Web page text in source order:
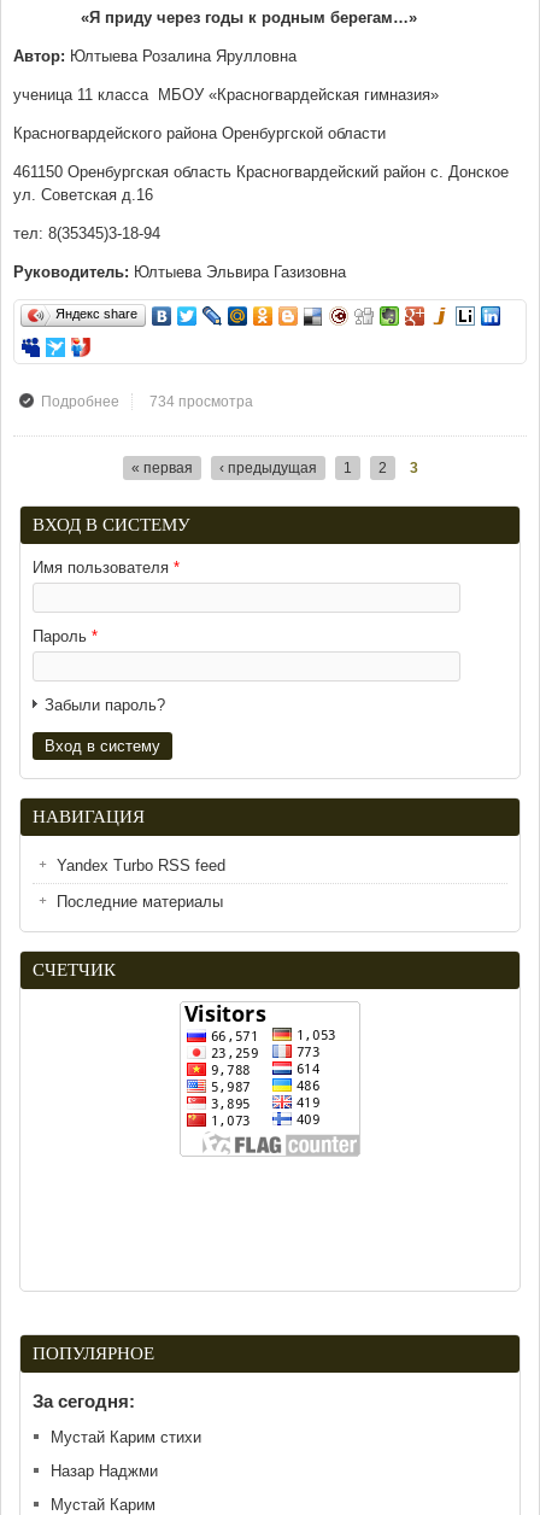
«Я приду через годы к родным берегам…»
Автор: Юлтыева Розалина Ярулловна
ученица 11 класса МБОУ «Красногвардейская гимназия»
Красногвардейского района Оренбургской области
461150 Оренбургская область Красногвардейский район с. Донское
ул. Советская д.16
тел: 8(35345)3-18-94
Руководитель: Юлтыева Эльвира Газизовна
Яндекс share
Подробнее о «Я приду через годы к родным берегам…»
734 просмотра
« первая ‹ предыдущая 1 2 3
ВХОД В СИСТЕМУ
Имя пользователя *
Пароль *
Забыли пароль?
НАВИГАЦИЯ
Yandex Turbo RSS feed
Последние материалы
СЧЕТЧИК
ПОПУЛЯРНОЕ
За сегодня:
Мустай Карим стихи
Назар Наджми
Мустай Карим